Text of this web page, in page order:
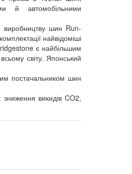
й автомобільними
виробництву шин Run-
найвідоміші
є найбільшим
світу. Японський
постачальником шин
викидів CO2,